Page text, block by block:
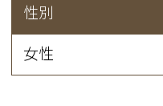
性別
女性